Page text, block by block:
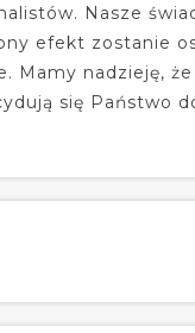
Nasze
efekt zostanie
Mamy nadzieję,
się Państwo